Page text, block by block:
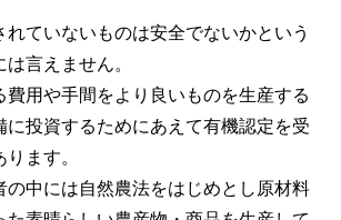
ていないものは安全でないかという
言えません。
費用や手間をより良いものを生産する
に投資するためにあえて有機認定を受
ます。
の中には自然農法をはじめとし原材料